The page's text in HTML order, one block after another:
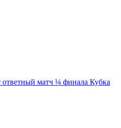
ответный матч ¼ финала Кубка